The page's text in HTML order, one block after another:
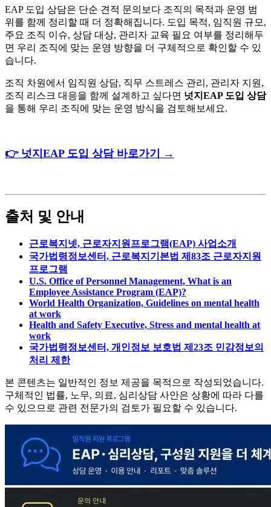
EAP 도입 상담은 단순 견적 문의보다 조직의 목적과 운영 범
위를 함께 정리할 때 더 정확해집니다. 도입 목적, 임직원 규모,
주요 조직 이슈, 상담 대상, 관리자 교육 필요 여부를 정리해두
면 우리 조직에 맞는 운영 방향을 더 구체적으로 확인할 수 있
습니다.
조직 차원에서 임직원 상담, 직무 스트레스 관리, 관리자 지원,
조직 리스크 대응을 함께 설계하고 싶다면 넛지EAP 도입 상담
을 통해 우리 조직에 맞는 운영 방식을 검토해보세요.
👉 넛지 EAP 도입 상담 바로가기 →
출처 및 안내
근로복지넷, 근로자지원프로그램(EAP) 사업소개
국가법령정보센터, 근로복지기본법 제83조 근로자지원
프로그램
U.S. Office of Personnel Management, What is an
Employee Assistance Program (EAP)?
World Health Organization, Guidelines on mental health
at work
Health and Safety Executive, Stress and mental health at
work
국가법령정보센터, 개인정보 보호법 제23조 민감정보의
처리 제한
본 콘텐츠는 일반적인 정보 제공을 목적으로 작성되었습니다.
구체적인 법률, 노무, 의료, 심리상담 사안은 상황에 따라 다를
수 있으므로 관련 전문가의 검토가 필요할 수 있습니다.